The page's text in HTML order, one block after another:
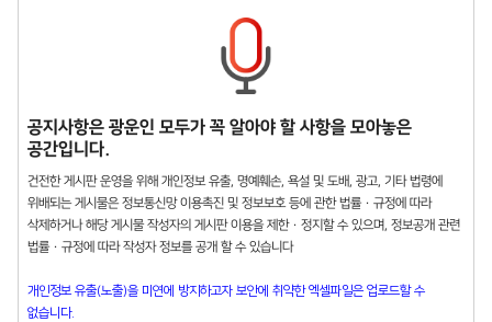
공지사항은 광운인 모두가 꼭 알아야 할 사항을 모아놓은
공간입니다.
건전한 게시판 운영을 위해 개인정보 유출, 명예훼손, 욕설 및 도배, 광고, 기타 법령에
위배되는 게시물은 정보통신망 이용촉진 및 정보보호 등에 관한 법률 · 규정에 따라
삭제하거나 해당 게시물 작성자의 게시판 이용을 제한 · 정지할 수 있으며, 정보공개 관련
법률 · 규정에 따라 작성자 정보를 공개 할 수 있습니다
개인정보 유출(노출)을 미연에 방지하고자 보안에 취약한 엑셀파일은 업로드할 수
없습니다.